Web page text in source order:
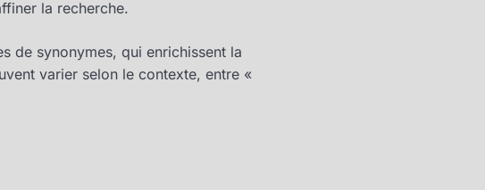
la recherche.
de synonymes, qui enrichissent la
varier selon le contexte, entre «